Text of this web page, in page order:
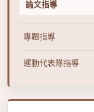
論文指導
專題指導
運動代表隊指導